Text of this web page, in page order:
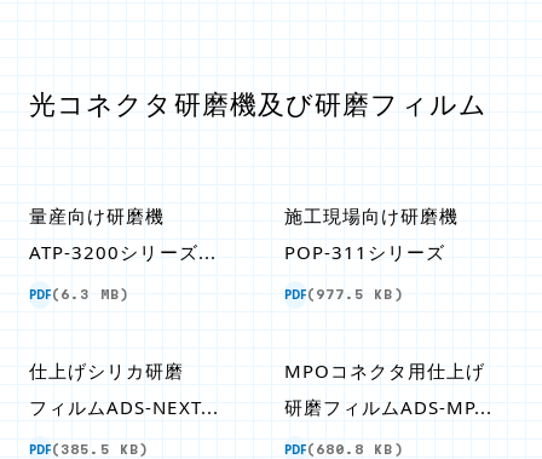
光コネクタ研磨機及び研磨フィルム
量産向け研磨機
ATP-3200シリーズ...
PDF(6.3 MB)
施工現場向け研磨機
POP-311シリーズ
PDF(977.5 KB)
仕上げシリカ研磨
フィルムADS-NEXT...
PDF(385.5 KB)
MPOコネクタ用仕上げ
研磨フィルムADS-MP...
PDF(680.8 KB)